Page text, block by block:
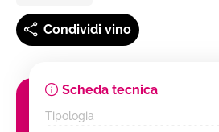
Condividi vino
Scheda tecnica
Tipologia